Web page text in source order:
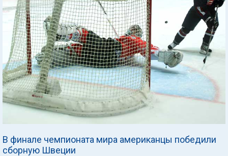
В финале чемпионата мира американцы победили
сборную Швеции